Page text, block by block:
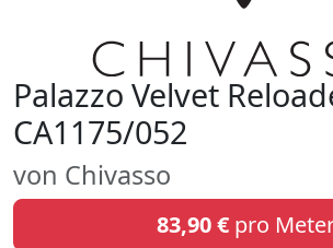
Palazzo Velvet
CA1175/052
von Chivasso
83,90 €pro